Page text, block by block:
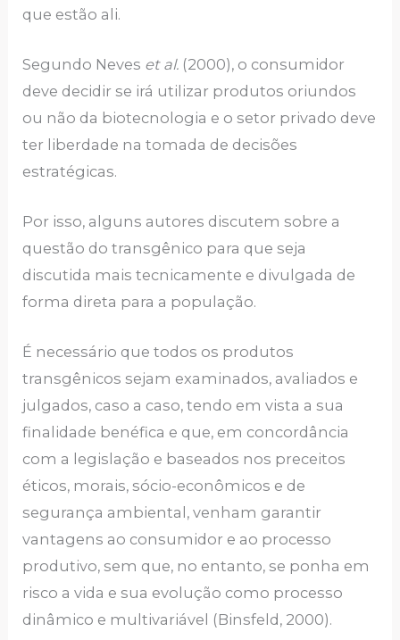
que estão ali.
Segundo Neves et al. (2000), o consumidor
deve decidir se irá utilizar produtos oriundos
ou não da biotecnologia e o setor privado deve
ter liberdade na tomada de decisões
estratégicas.
Por isso, alguns autores discutem sobre a
questão do transgênico para que seja
discutida mais tecnicamente e divulgada de
forma direta para a população.
É necessário que todos os produtos
transgênicos sejam examinados, avaliados e
julgados, caso a caso, tendo em vista a sua
finalidade benéfica e que, em concordância
com a legislação e baseados nos preceitos
éticos, morais, sócio-econômicos e de
segurança ambiental, venham garantir
vantagens ao consumidor e ao processo
produtivo, sem que, no entanto, se ponha em
risco a vida e sua evolução como processo
dinâmico e multivariável (Binsfeld, 2000).